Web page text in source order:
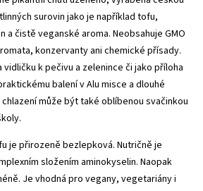
surovin jako je například tofu,
a čistě veganské aroma. Neobsahuje GMO
konzervanty ani chemické přísady.
k pečivu a zelenince či jako příloha
balení v Alu misce a dlouhé
může být také oblíbenou svačinkou
je přirozeně bezlepková. Nutričně je
složením aminokyselin. Naopak
Je vhodná pro vegany, vegetariány i